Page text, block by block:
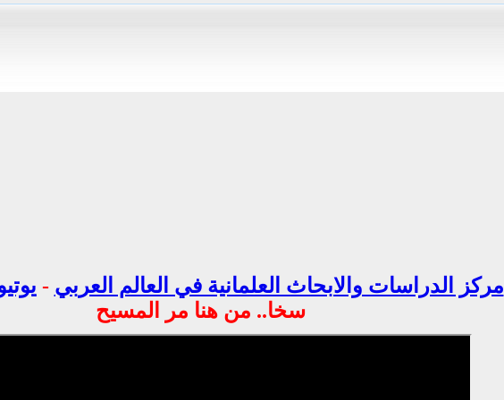
مركز الدراسات والابحاث العلمانية في العالم العربي -
سخا.. من هنا مر المسيح